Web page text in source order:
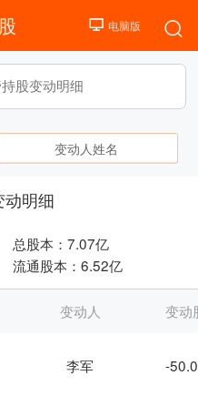
变动人姓名
动明细
总股本： 7.07亿
流通股本： 6.52亿
变动人 变动
李军 -